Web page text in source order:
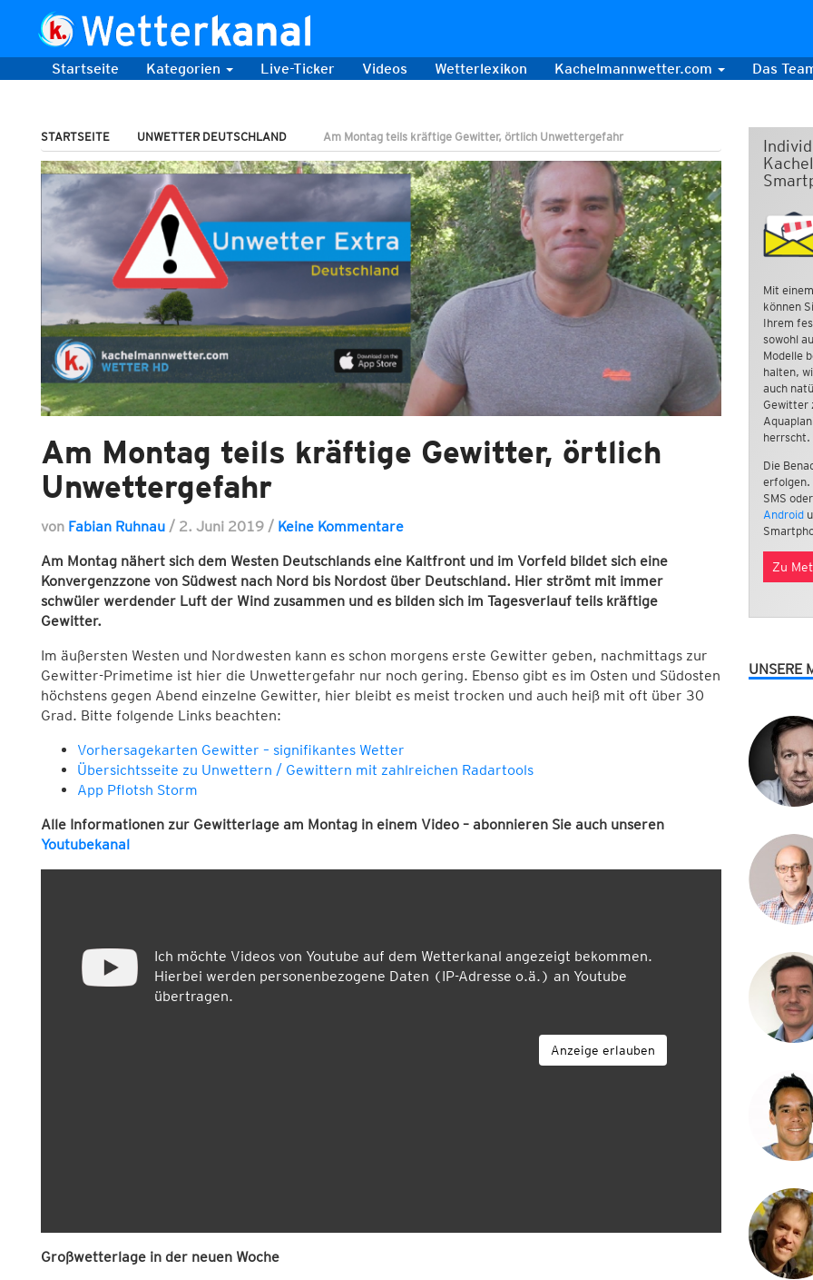
Startseite Kategorien Live-Ticker Videos Wetterlexikon Kachelmannwetter.com Das
STARTSEITE UNWETTER DEUTSCHLAND Am Montag teils kräftige Gewitter, örtlich Unwettergefahr
Am Montag teils kräftige Gewitter, örtlich
Unwettergefahr
von Fabian Ruhnau / 2. Juni 2019 / Keine Kommentare
Am Montag nähert sich dem Westen Deutschlands eine Kaltfront und im Vorfeld bildet sich eine
Konvergenzzone von Südwest nach Nord bis Nordost über Deutschland. Hier strömt mit immer
schwüler werdender Luft der Wind zusammen und es bilden sich im Tagesverlauf teils kräftige
Gewitter.
Im äußersten Westen und Nordwesten kann es schon morgens erste Gewitter geben, nachmittags zur
Gewitter-Primetime ist hier die Unwettergefahr nur noch gering. Ebenso gibt es im Osten und Südosten
höchstens gegen Abend einzelne Gewitter, hier bleibt es meist trocken und auch heiß mit oft über 30
Grad. Bitte folgende Links beachten:
Vorhersagekarten Gewitter – signifikantes Wetter
Übersichtsseite zu Unwettern / Gewittern mit zahlreichen Radartools
App Pflotsh Storm
Alle Informationen zur Gewitterlage am Montag in einem Video – abonnieren Sie auch unseren
Youtubekanal
Ich möchte Videos von Youtube auf dem Wetterkanal angezeigt bekommen.
Hierbei werden personenbezogene Daten (IP-Adresse o.ä.) an Youtube
übertragen.
Anzeige erlauben
Großwetterlage in der neuen Woche
Mit
können
Ihrem
sowohl
Modelle
halten,
auch
Gewitter
herrscht.
Die
erfolgen.
SMS
Android
Zu
UNSERE